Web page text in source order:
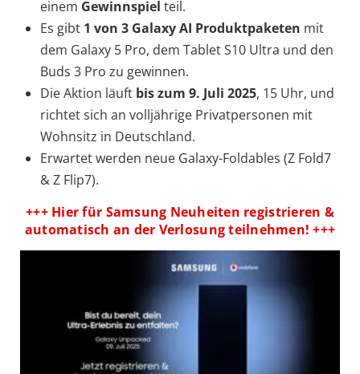
einem Gewinnspiel teil.
Es gibt 1 von 3 Galaxy AI Produktpaketen mit
dem Galaxy 5 Pro, dem Tablet S10 Ultra und den
Buds 3 Pro zu gewinnen.
Die Aktion läuft bis zum 9. Juli 2025, 15 Uhr, und
richtet sich an volljährige Privatpersonen mit
Wohnsitz in Deutschland.
Erwartet werden neue Galaxy-Foldables (Z Fold7
& Z Flip7).
+++ Hier für Samsung Neuheiten registrieren &
automatisch an der Verlosung teilnehmen! +++